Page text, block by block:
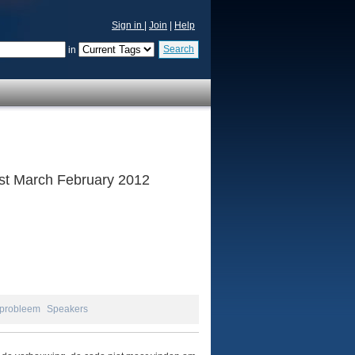
Sign in Join Help
in Search
March February 2012
probleem Speakers